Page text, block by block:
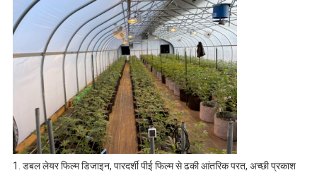
1. डबल लेयर फिल्म डिजाइन, पारदर्शी पीई फिल्म से ढकी आंतरिक परत, अच्छी प्रकाश